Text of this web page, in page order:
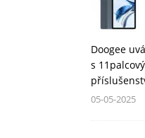
Doogee
s
05-05-2025